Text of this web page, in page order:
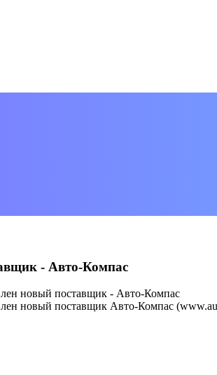
- Авто-Компас
новый поставщик - Авто-Компас
новый поставщик Авто-Компас